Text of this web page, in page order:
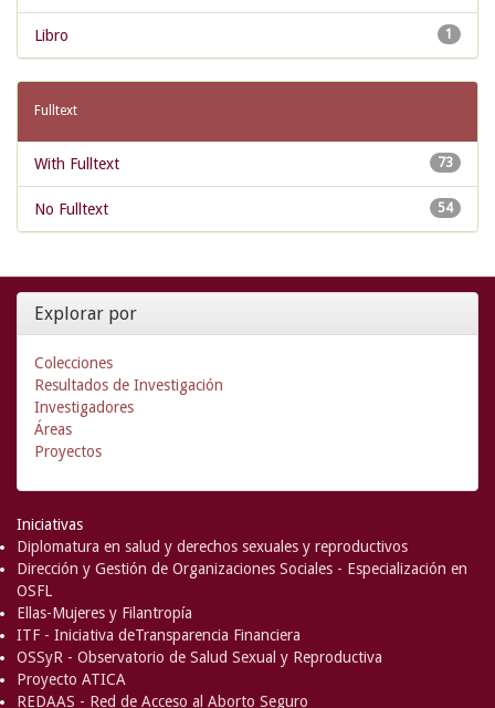
1
Libro
Fulltext
73
With Fulltext
54
No Fulltext
Explorar por
Colecciones
Resultados de Investigación
Investigadores
Áreas
Proyectos
Iniciativas
Diplomatura en salud y derechos sexuales y reproductivos
Dirección y Gestión de Organizaciones Sociales - Especialización en
OSFL
Ellas-Mujeres y Filantropía
ITF - Iniciativa deTransparencia Financiera
OSSyR - Observatorio de Salud Sexual y Reproductiva
Proyecto ATICA
REDAAS - Red de Acceso al Aborto Seguro